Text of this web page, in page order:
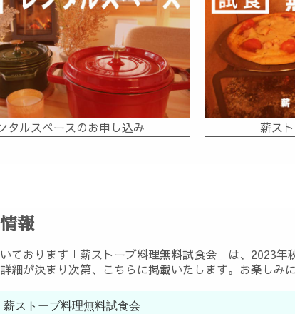
タルスペースのお申し込み 薪ス
報
ております「薪ストーブ料理無料試食会」は、2023
細が決まり次第、こちらに掲載いたします。お楽しみに
ストーブ料理無料試食会